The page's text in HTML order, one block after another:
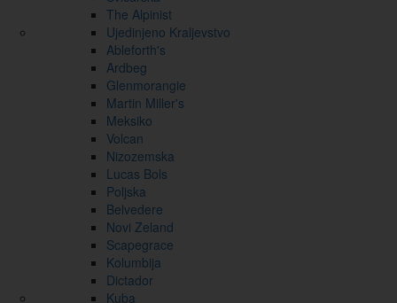
The Alpinist
Ujedinjeno Kraljevstvo
Ableforth's
Ardbeg
Glenmorangie
Martin Miller's
Meksiko
Volcan
Nizozemska
Lucas Bols
Poljska
Belvedere
Novi Zeland
Scapegrace
Kolumbija
Dictador
Kuba